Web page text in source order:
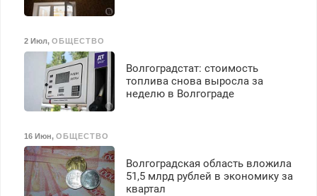
2 Июл, ОБЩЕСТВО
Волгоградстат: стоимость
топлива снова выросла за
неделю в Волгограде
16 Июн, ОБЩЕСТВО
Волгоградская область вложила
51,5 млрд рублей в экономику за
квартал